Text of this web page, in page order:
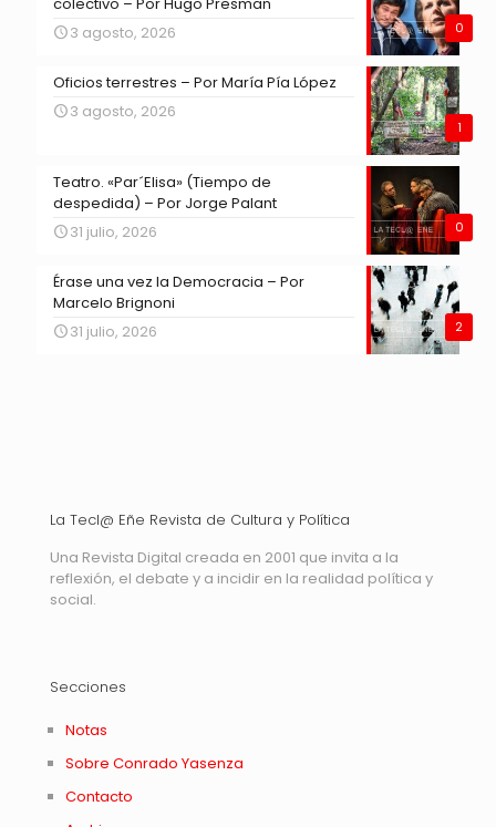
0
3 agosto, 2026
1
Oficios terrestres – Por María Pía López
3 agosto, 2026
0
Teatro. «Par´Elisa» (Tiempo de
despedida) – Por Jorge Palant
31 julio, 2026
2
Érase una vez la Democracia – Por
Marcelo Brignoni
31 julio, 2026
La Tecl@ Eñe Revista de Cultura y Política
Una Revista Digital creada en 2001 que invita a la
reflexión, el debate y a incidir en la realidad política y
social.
Secciones
Notas
Sobre Conrado Yasenza
Contacto